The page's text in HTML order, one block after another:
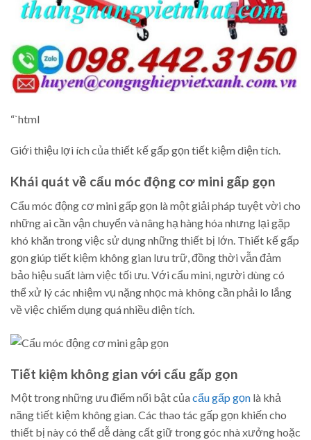
“`html
Giới thiệu lợi ích của thiết kế gấp gọn tiết kiệm diện tích.
Khái quát về cẩu móc động cơ mini gấp gọn
Cẩu móc động cơ mini gấp gọn là một giải pháp tuyệt vời cho
những ai cần vận chuyển và nâng hạ hàng hóa nhưng lại gặp
khó khăn trong việc sử dụng những thiết bị lớn. Thiết kế gấp
gọn giúp tiết kiệm không gian lưu trữ, đồng thời vẫn đảm
bảo hiệu suất làm việc tối ưu. Với cẩu mini, người dùng có
thể xử lý các nhiệm vụ nặng nhọc mà không cần phải lo lắng
về việc chiếm dụng quá nhiều diện tích.
Tiết kiệm không gian với cẩu gấp gọn
Một trong những ưu điểm nổi bật củacẩu gấp gọn là khả
năng tiết kiệm không gian. Các thao tác gấp gọn khiến cho
thiết bị này có thể dễ dàng cất giữ trong góc nhà xưởng hoặc